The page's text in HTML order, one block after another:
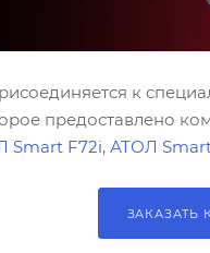
к
предоставлено
Smart F72i, АТОЛ
ЗАКАЗАТЬ